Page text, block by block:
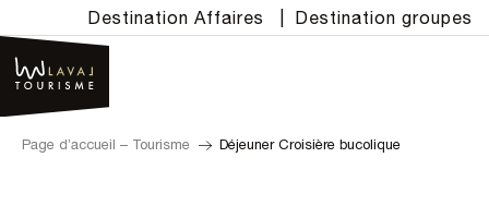
au
contenu
principal
Destination Affaires Destination groupes
Page d’accueil – Tourisme Déjeuner Croisière bucolique